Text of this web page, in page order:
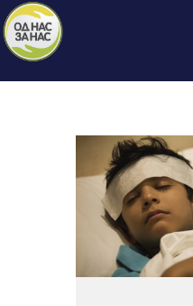
ЗА НАС
НАШЕ ПРАВО
ОБЈАВИ
ПРОЕКТИ
КОНТАКТ